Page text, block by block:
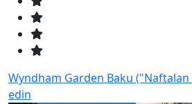
Wyndham Garden Baku ("Naftalan
edin